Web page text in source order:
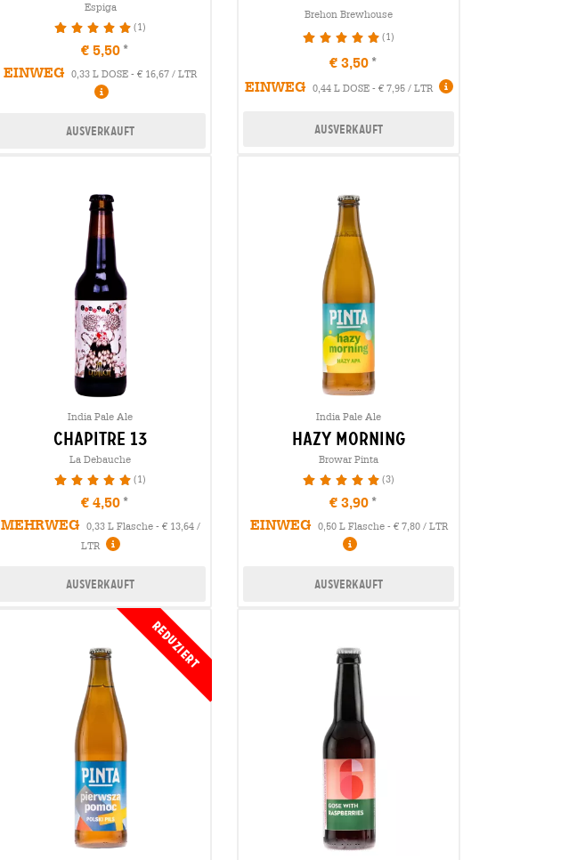
Espiga
100% (1)
€ 5,50
EINWEG
0,33 L DOSE - € 16,67 / LTR
Ausverkauft
Brehon Brewhouse
100% (1)
€ 3,50
EINWEG
0,44 L DOSE - € 7,95 / LTR
Ausverkauft
India Pale Ale
chapitre 13
La Debauche
100% (1)
€ 4,50
MEHRWEG
0,33 L Flasche - € 13,64 /
LTR
Ausverkauft
India Pale Ale
hazy morning
Browar Pinta
100% (3)
€ 3,90
EINWEG
0,50 L Flasche - € 7,80 / LTR
Ausverkauft
Reduziert